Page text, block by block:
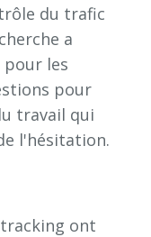
du trafic
a
les
pour
travail qui
l'hésitation.
ont